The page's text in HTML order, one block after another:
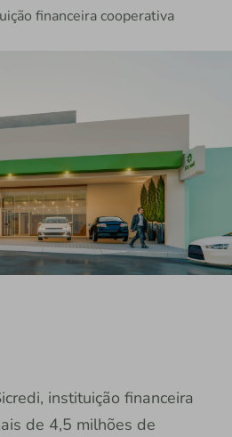
financeira cooperativa
instituição financeira
de 4,5 milhões de